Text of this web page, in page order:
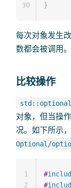
}
30
每次对象发生
数都会被调用。
比较操作
std::optional
对象，但当操
况。如下所示
Optional/
#
#
1
2